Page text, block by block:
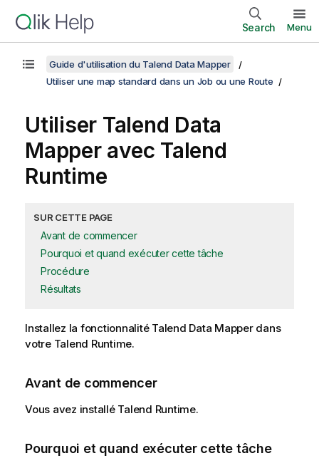
Search Menu
Guide d'utilisation du Talend Data Mapper
Utiliser une map standard dans un Job ou une Route
Utiliser Talend Data
Mapperavec Talend
Runtime
SUR CETTE PAGE
Avant de commencer
Pourquoi et quand exécuter cette tâche
Procédure
Résultats
Installez la fonctionnalité Talend Data Mapperdans
votre Talend Runtime.
Avant de commencer
Vous avez installé Talend Runtime.
Pourquoi et quand exécuter cette tâche